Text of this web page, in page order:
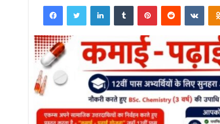
email
FacebookTwitter LinkedInTumblr PinterestReddit